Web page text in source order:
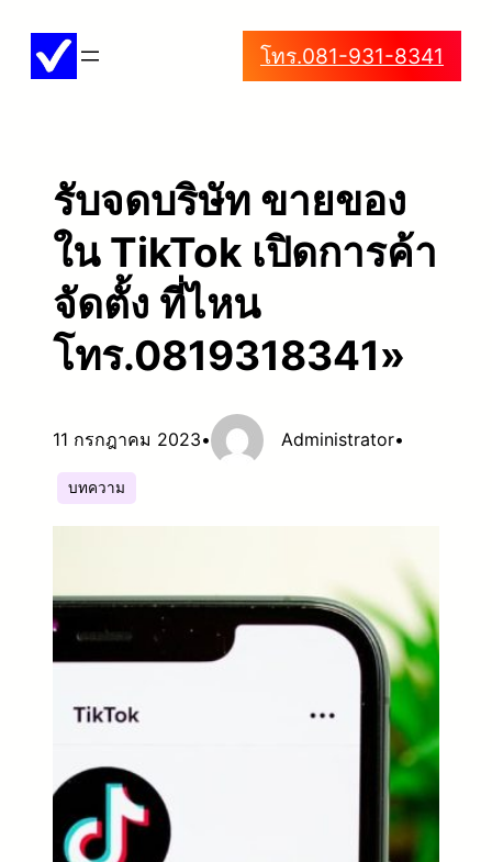
โทร.081-931-8341
รับจดบริษัท ขายของ
ใน TikTok เปิดการค้า
จัดตั้ง ที่ไหน
โทร.0819318341»
11 กรกฎาคม 2023• Administrator•
บทความ